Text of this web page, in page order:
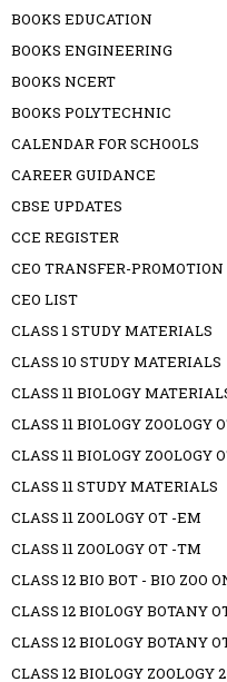
BOOKS EDUCATION
BOOKS ENGINEERING
BOOKS NCERT
BOOKS POLYTECHNIC
CALENDAR FOR SCHOOLS
CAREER GUIDANCE
CBSE UPDATES
CCE REGISTER
CEO TRANSFER-PROMOTION
CEO LIST
CLASS 1 STUDY MATERIALS
CLASS 10 STUDY MATERIALS
CLASS 11 BIOLOGY
CLASS 11 BIOLOGY ZOOLOGY
CLASS 11 BIOLOGY ZOOLOGY
CLASS 11 STUDY MATERIALS
CLASS 11 ZOOLOGY OT -EM
CLASS 11 ZOOLOGY OT -TM
CLASS 12 BIO BOT - BIO ZOO
CLASS 12 BIOLOGY BOTANY
CLASS 12 BIOLOGY BOTANY
CLASS 12 BIOLOGY ZOOLOGY